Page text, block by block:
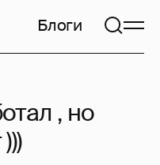
Блоги
, но